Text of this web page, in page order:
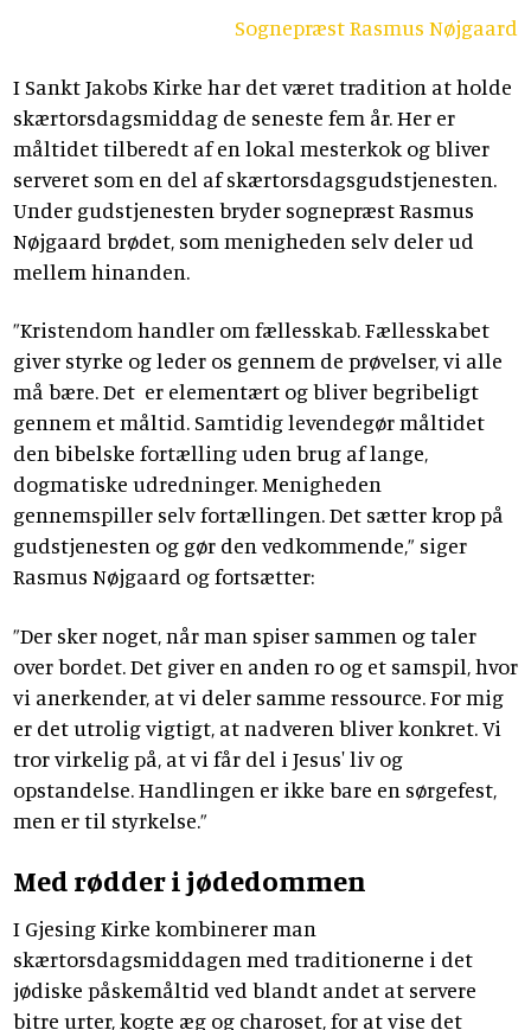
Sognepræst Rasmus Nøjgaard
I Sankt Jakobs Kirke har det været tradition at holde
skærtorsdagsmiddag de seneste fem år. Her er
måltidet tilberedt af en lokal mesterkok og bliver
serveret som en del af skærtorsdagsgudstjenesten.
Under gudstjenesten bryder sognepræst Rasmus
Nøjgaard brødet, som menigheden selv deler ud
mellem hinanden.
”Kristendom handler om fællesskab. Fællesskabet
giver styrke og leder os gennem de prøvelser, vi alle
må bære. Det er elementært og bliver begribeligt
gennem et måltid. Samtidig levendegør måltidet
den bibelske fortælling uden brug af lange,
dogmatiske udredninger. Menigheden
gennemspiller selv fortællingen. Det sætter krop på
gudstjenesten og gør den vedkommende,” siger
Rasmus Nøjgaard og fortsætter:
”Der sker noget, når man spiser sammen og taler
over bordet. Det giver en anden ro og et samspil, hvor
vi anerkender, at vi deler samme ressource. For mig
er det utrolig vigtigt, at nadveren bliver konkret. Vi
tror virkelig på, at vi får del i Jesus' liv og
opstandelse. Handlingen er ikke bare en sørgefest,
men er til styrkelse.”
Med rødder i jødedommen
I Gjesing Kirke kombinerer man
skærtorsdagsmiddagen med traditionerne i det
jødiske påskemåltid ved blandt andet at servere
bitre urter, kogte æg og charoset, for at vise det